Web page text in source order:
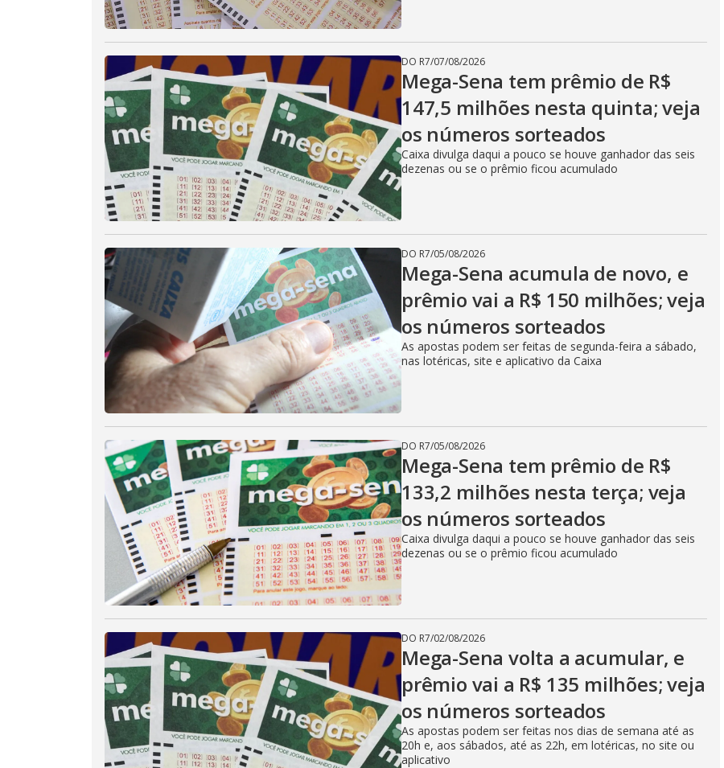
DO R7/07/08/2026
Mega-Sena tem prêmio de R$
147,5 milhões nesta quinta; veja
os números sorteados
Caixa divulga daqui a pouco se houve ganhador das seis
dezenas ou se o prêmio ficou acumulado
DO R7/05/08/2026
Mega-Sena acumula de novo, e
prêmio vai a R$ 150 milhões; veja
os números sorteados
As apostas podem ser feitas de segunda-feira a sábado,
nas lotéricas, site e aplicativo da Caixa
DO R7/05/08/2026
Mega-Sena tem prêmio de R$
133,2 milhões nesta terça; veja
os números sorteados
Caixa divulga daqui a pouco se houve ganhador das seis
dezenas ou se o prêmio ficou acumulado
DO R7/02/08/2026
Mega-Sena volta a acumular, e
prêmio vai a R$ 135 milhões; veja
os números sorteados
As apostas podem ser feitas nos dias de semana até as
20h e, aos sábados, até as 22h, em lotéricas, no site ou
aplicativo